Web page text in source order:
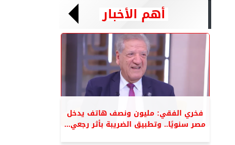
أهم الأخبار
فخري الفقي: مليون ونصف هاتف يدخل
مصر سنويًا.. وتطبيق الضريبة بأثر رجعي...